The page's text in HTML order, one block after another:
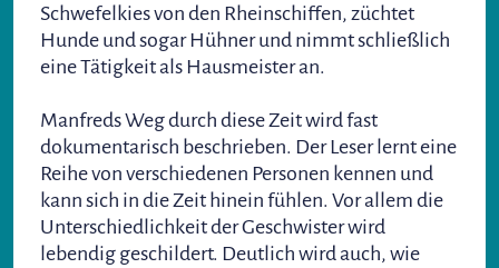
Schwefelkies von den Rheinschiffen, züchtet
Hunde und sogar Hühner und nimmt schließlich
eine Tätigkeit als Hausmeister an.
Manfreds Weg durch diese Zeit wird fast
dokumentarisch beschrieben. Der Leser lernt eine
Reihe von verschiedenen Personen kennen und
kann sich in die Zeit hinein fühlen. Vor allem die
Unterschiedlichkeit der Geschwister wird
lebendig geschildert. Deutlich wird auch, wie